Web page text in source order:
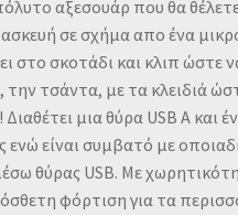
αξεσουάρ που θα
σε σχήμα απο ένα
στο σκοτάδι και κλιπ ώστε
την τσάντα, με τα κλειδιά
μια θύρα USB A και
ενώ είναι συμβατό με
θύρας USB. Με
φόρτιση για τα